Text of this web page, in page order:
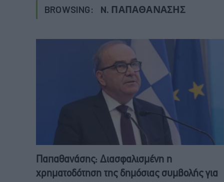
BROWSING: N. ΠΑΠΑΘΑΝΆΣΗΣ
Παπαθανάσης: Διασφαλισμένη η
χρηματοδότηση της δημόσιας συμβολής για